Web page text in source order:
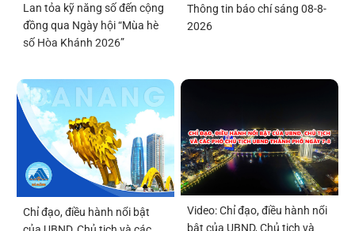
Lan tỏa kỹ năng số đến cộng
đồng qua Ngày hội “Mùa hè
số Hòa Khánh 2026”
Thông tin báo chí sáng 08-8-
2026
Chỉ đạo, điều hành nổi bật
Video: Chỉ đạo, điều hành nổi
bật của UBND, Chủ tịch và